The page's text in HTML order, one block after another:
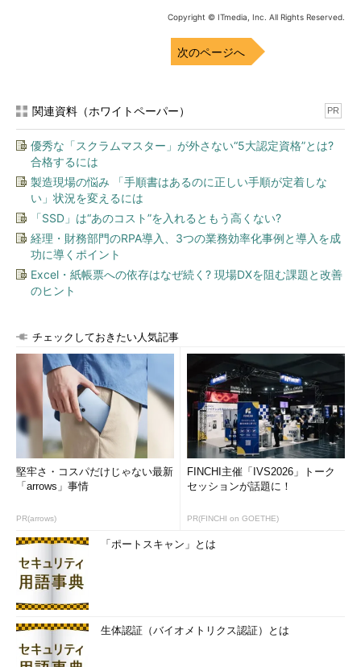
36歳年長の経営者がクライアント
「クールな若僧」で、一般的な経営コンサルタントのイメージと
は異なっていると思うのです。ところが始めたばかりなのに、
次々と経営コンサルタントとして仕事を取っている。その理由を
知りたいのです。なぜなら、自信を失いがちな若い人に勇気を与
える話になると思うからです。
平山さん私は、亀ヶ川さんに「若僧」
というイメージはないのですが、そうい
うことでしたらご協力しましょう。
森川ありがとうございます。それでは
い。
平山さん私は元々、ヴァイオリンやビオラの演奏家で、若いこ
ろはレコーディングで収入を得ていました。しかし、社会に何か
残したいという気持ちが生まれ、22～3年前からヴァイオリンを
人に教え始めました。一人では限界があるので、10年前に知り合
いのピアノ、チェロ、ヴァイオリンの演奏家と一緒に、今の音楽
院を始めました。当初生徒は30人でしたが、少しずつ大きくな
り、現在は本院で388人、2011年開校した第2校には55人の生徒
がいます。講師も40人に増えました。
で、音大などの教え方と同じです。音楽の基本といえるクラシッ
クから学んでいただきます。要望があればポピュラー音楽を教え
ることも可能ですが、クラシックから学んだ方が上達は早いと思
います。7年前から毎年1回、生徒による演奏会を開催しており、
オーケストラの編成で演奏できることが特長の一つです。
幼児教育にも取り組んでいます。「クレッシェンド」という事
Copyright © ITmedia, Inc. All Rights Reserved.
次のページへ
関連資料（ホワイトペーパー） PR
優秀な「スクラムマスター」が外さない“5大認定資格”とは?
合格するには
製造現場の悩み 「手順書はあるのに正しい手順が定着しな
い」状況を変えるには
「SSD」は“あのコスト”を入れるともう高くない?
経理・財務部門のRPA導入、3つの業務効率化事例と導入を成
功に導くポイント
Excel・紙帳票への依存はなぜ続く? 現場DXを阻む課題と改善
のヒント
チェックしておきたい人気記事
堅牢さ・コスパだけじゃない最新
「arrows」事情
PR(arrows)
FINCHI主催「IVS2026」トーク
セッションが話題に！
PR(FINCHI on GOETHE)
「ポートスキャン」とは
生体認証（バイオメトリクス認証）とは